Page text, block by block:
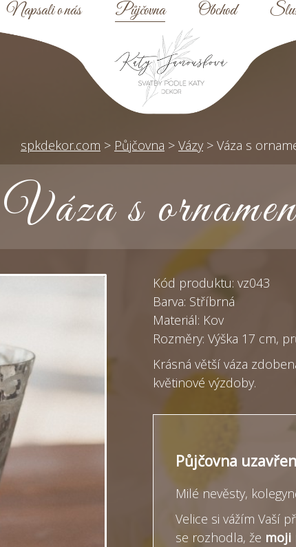
Napsali o nás Půjčovna Obchod
spkdekor.com > Půjčovna > Vázy > Váza s
Váza s
Kód produktu: vz043
Barva: Stříbrná
Materiál: Kov
Rozměry: Výška 17 cm,
Krásná větší váza
květinové výzdoby.
Půjčovna
Milé nevěsty,
Velice si vážím Vaší
se rozhodla, že moji